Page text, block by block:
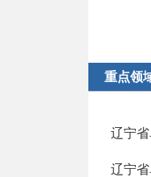
重点领
辽宁
辽宁